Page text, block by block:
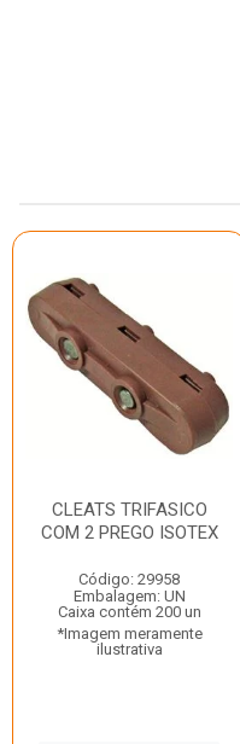
CLEATS TRIFASICO
COM 2 PREGO ISOTEX
Código: 29958
Embalagem: UN
Caixa contém 200 un
*Imagem meramente
ilustrativa